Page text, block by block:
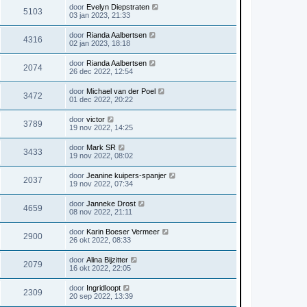
5103 door Evelyn Diepstraten
03 jan 2023, 21:33
4316 door Rianda Aalbertsen
02 jan 2023, 18:18
2074 door Rianda Aalbertsen
26 dec 2022, 12:54
3472 door Michael van der Poel
01 dec 2022, 20:22
3789 door victor
19 nov 2022, 14:25
3433 door Mark SR
19 nov 2022, 08:02
2037 door Jeanine kuipers-spanjer
19 nov 2022, 07:34
4659 door Janneke Drost
08 nov 2022, 21:11
2900 door Karin Boeser Vermeer
26 okt 2022, 08:33
2079 door Alina Bijzitter
16 okt 2022, 22:05
2309 door Ingridloopt
20 sep 2022, 13:39